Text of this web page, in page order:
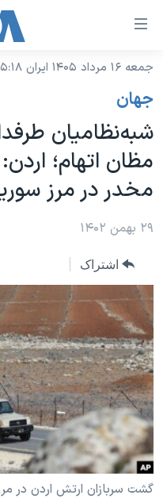
لینکهای
دسترسی
جهش
محتوای
اصلی
جهش
صفحه
جهش
به
جستجو
نسخه سبک وب‌سایت
موضوع ها
ایران
آمریکا
جهان
ورزشی
گزیده‌ها
ویژه برنامه‌ها
ویدیوها
فرهنگ و زندگی
حقوق شهروندی
اقتصادی
علم و فناوری
اسرائیل در جنگ
برنامه های تلویزیونی
جدول برنامه ها
صفحه‌های ویژه
جام جهانی ۲۰۲۶
عملیات خشم حماسی
۲۵۰سالگی آمریکا
بایگانی برنامه‌های تلویزیونی
مستندها
انتخابات ریاست جمهوری آمریکا
حمله جمهوری اسلامی به
رمز مهسا
ورزش زنان در ایران
فرکانس‌های صدای آمریکا
پخش رادیویی
یادگیری زبان انگلیسی
دنبال کنید
زبانهای مختلف
جمعه ۱۶ مرداد ۱۴۰۵ ایران ۱۵:۱۸
جهان
شبه‌نظامیان
مظان اتهام؛
مخدر در مرز
۲۹ بهمن ۱۴۰۲
اشتراک
گشت سربازان ارتش اردن در مرز